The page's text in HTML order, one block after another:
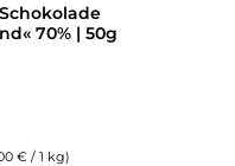
70% | 50g
€ / 1 kg)